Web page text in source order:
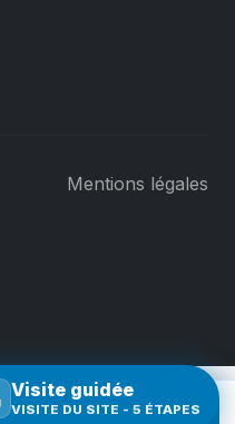
Comparer
Mentions légales
Visite guidée
VISITE DU SITE - 5 ÉTAPES